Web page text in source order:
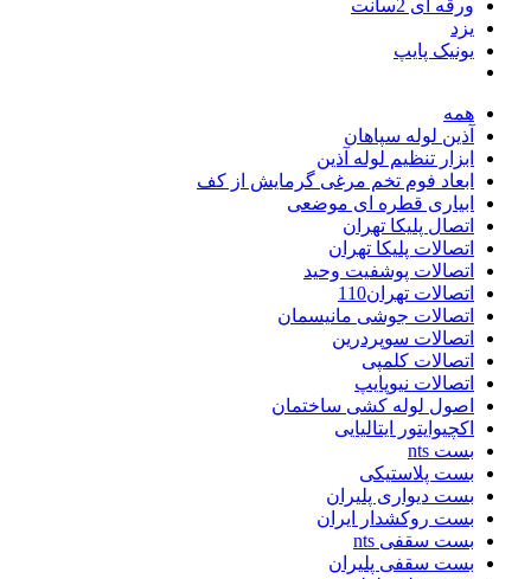
ورقه ای 2سانت
یزد
یونیک پایپ
همه
آذین لوله سپاهان
ابزار تنظیم لوله آذین
ابعاد فوم تخم مرغی گرمایش از کف
ابیاری قطره ای موضعی
اتصال پلیکا تهران
اتصالات پلیکا تهران
اتصالات پوشفیت وحید
اتصالات تهران110
اتصالات جوشی مانیسمان
اتصالات سوپردرین
اتصالات کلمپی
اتصالات نیوپایپ
اصول لوله کشی ساختمان
اکچیوایتور ایتالیایی
بست nts
بست پلاستیکی
بست دیواری پلیران
بست روکشدار ایران
بست سقفی nts
بست سقفی پلیران